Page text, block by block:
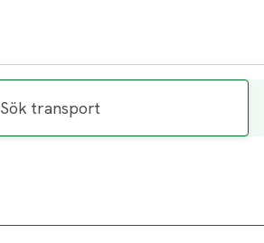
Sök transport